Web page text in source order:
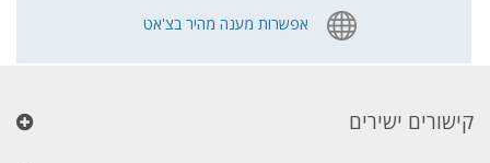
אפשרות מענה מהיר בצ'אט
קישורים ישירים